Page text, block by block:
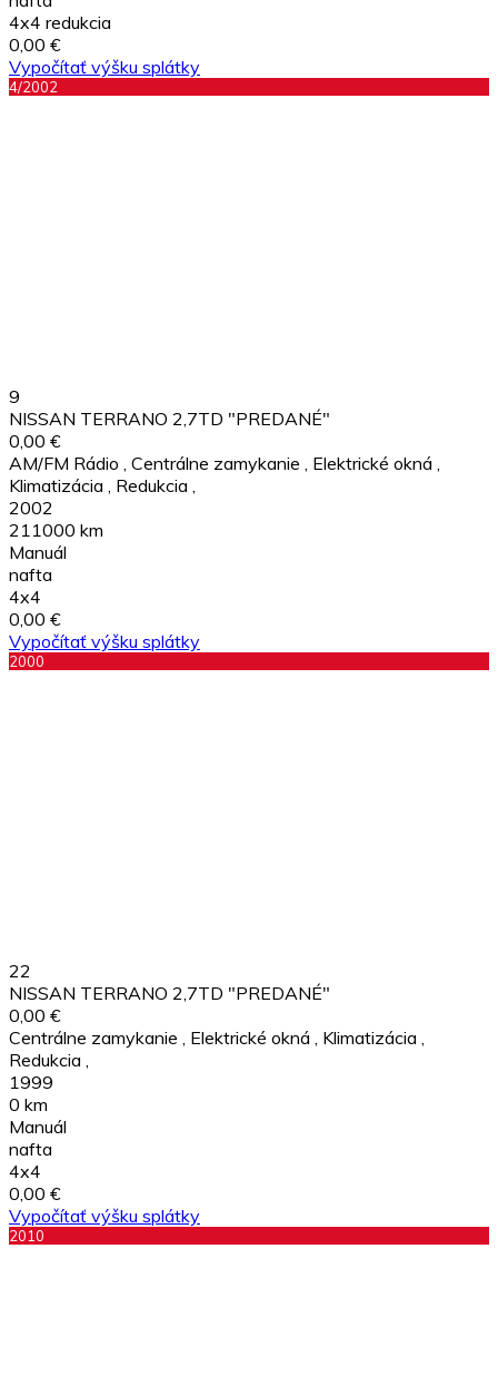
4x4 redukcia
0,00 €
Vypočítať výšku splátky
4/2002
9
NISSAN TERRANO 2,7TD "PREDANÉ"
0,00 €
AM/FM Rádio Centrálne zamykanie Elektrické okná
Klimatizácia
Redukcia
2002
211000 km
Manuál
nafta
4x4
0,00 €
Vypočítať výšku splátky
2000
22
NISSAN TERRANO 2,7TD "PREDANÉ"
0,00 €
Centrálne zamykanie
Elektrické okná Klimatizácia
Redukcia
1999
0 km
Manuál
nafta
4x4
0,00 €
Vypočítať výšku splátky
2010